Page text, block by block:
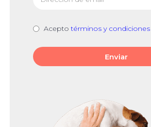
Aceptotérminos y condiciones
Enviar